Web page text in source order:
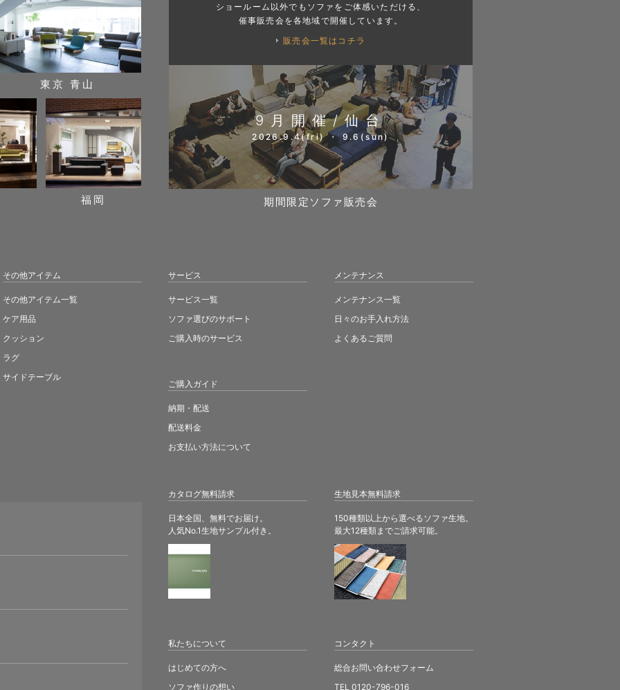
カタログ無料請求
日本全国、無料でお届け。
人気No.1生地サンプル付き。
生地見本無料請求
150種類以上から選べるソファ生地。
最大12種類までご請求可能。
東京 青山
福岡
ショールーム以外でもソファをご体感いただける、
催事販売会を各地域で開催しています。
販売会一覧はコチラ
9月開催/仙台
2026.9.4(fri) ・ 9.6(sun)
期間限定ソファ販売会
その他アイテム
その他アイテム一覧
ケア用品
クッション
ラグ
サイドテーブル
サービス
サービス一覧
ソファ選びのサポート
ご購入時のサービス
ご購入ガイド
納期・配送
配送料金
お支払い方法について
メンテナンス
メンテナンス一覧
日々のお手入れ方法
よくあるご質問
私たちについて
はじめての方へ
ソファ作りの想い
コンタクト
総合お問い合わせフォーム
TEL 0120-796-016